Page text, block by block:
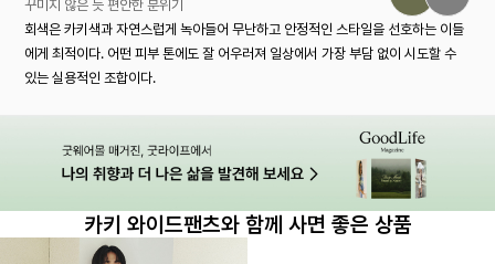
꾸미지 않은 듯 편안한 분위기
회색은 카키색과 자연스럽게 녹아들어 무난하고 안정적인 스타일을 선호하는 이들
에게 최적이다. 어떤 피부 톤에도 잘 어우러져 일상에서 가장 부담 없이 시도할 수
있는 실용적인 조합이다.
카키 와이드팬츠와 함께 사면 좋은 상품